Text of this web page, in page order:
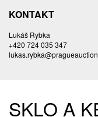
KONTAKT
Lukáš Rybka
+420 724 035 347
SKLO A